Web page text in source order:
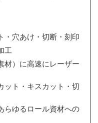
・穴あけ・切断・刻印
工
材）に高速にレーザー
ット・キスカット・切
らゆるロール資材への